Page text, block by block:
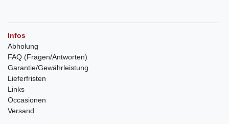
Infos
Abholung
FAQ (Fragen/Antworten)
Garantie/Gewährleistung
Lieferfristen
Links
Occasionen
Versand